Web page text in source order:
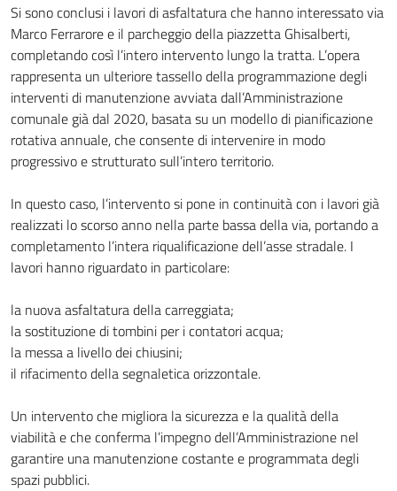
Si sono conclusi i lavori di asfaltatura che hanno interessato via
Marco Ferrarore e il parcheggio della piazzetta Ghisalberti,
completando così l’intero intervento lungo la tratta. L’opera
rappresenta un ulteriore tassello della programmazione degli
interventi di manutenzione avviata dall’Amministrazione
comunale già dal 2020, basata su un modello di pianificazione
rotativa annuale, che consente di intervenire in modo
progressivo e strutturato sull’intero territorio.
In questo caso, l’intervento si pone in continuità con i lavori già
realizzati lo scorso anno nella parte bassa della via, portando a
completamento l’intera riqualificazione dell’asse stradale. I
lavori hanno riguardato in particolare:
la nuova asfaltatura della carreggiata;
la sostituzione di tombini per i contatori acqua;
la messa a livello dei chiusini;
il rifacimento della segnaletica orizzontale.
Un intervento che migliora la sicurezza e la qualità della
viabilità e che conferma l’impegno dell’Amministrazione nel
garantire una manutenzione costante e programmata degli
spazi pubblici.